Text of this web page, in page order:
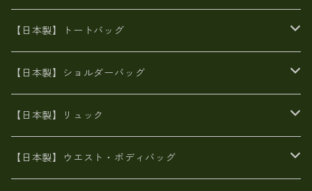
エナメル（パテント）レザー
牛革製品トート・ショルダー
牛革製品リュック
【日本製】トートバッグ
火山灰染めバッグ
8号帆布
豊岡製
ヌメ革バッグ
Ａ3サイズ
オイルレザー
【日本製】ショルダーバッグ
漂流ロープバッグ
6号蝋引き帆布
火山灰染めバッグ
【日本製】リュック
帆布
【日本製】ウエスト・ボディバッグ